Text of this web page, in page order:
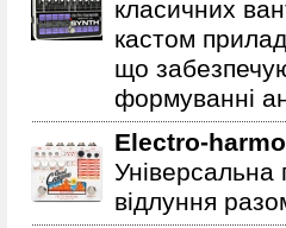
класичних
кастом
що
формуванні
Electro-
Універсальна
відлуння